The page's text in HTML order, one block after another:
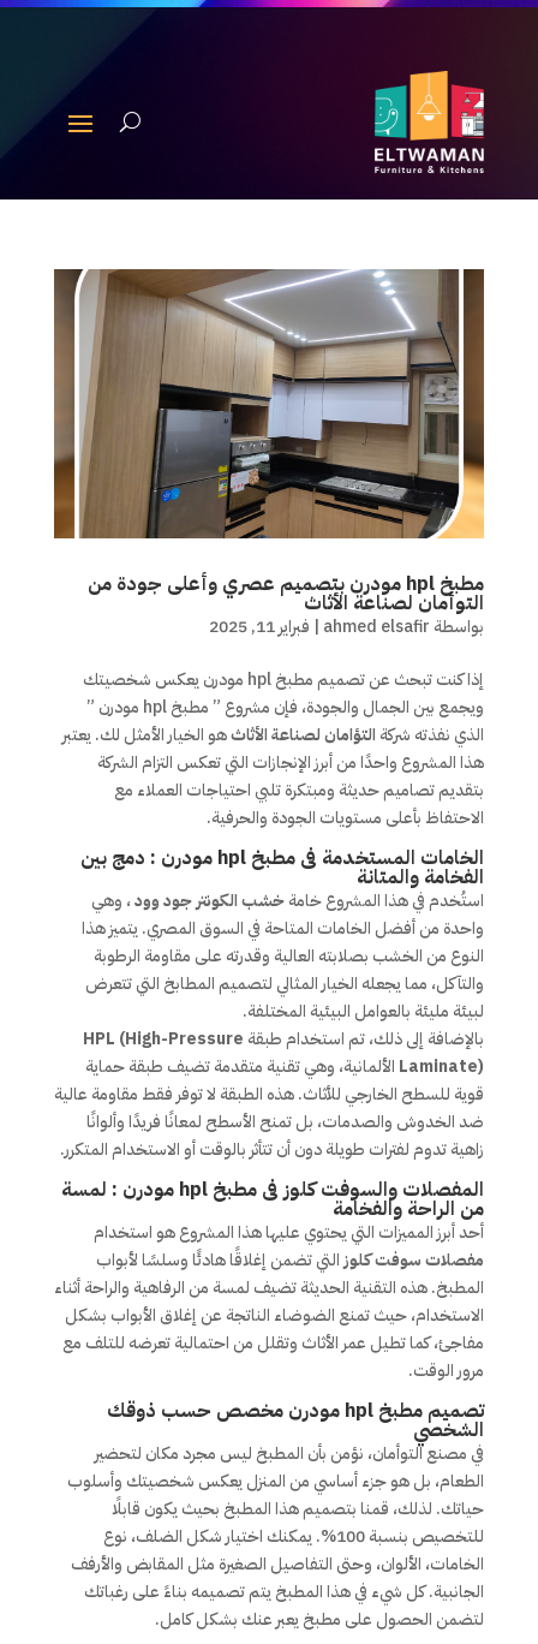
مطبخ hpl مودرن بتصميم عصري وأعلى جودة من
التوأمان لصناعة الأثاث
بواسطة ahmed elsafir
| فبراير 11, 2025
إذا كنت تبحث عن تصميم مطبخ hpl مودرن يعكس شخصيتك
ويجمع بين الجمال والجودة، فإن مشروع ” مطبخ hpl مودرن ”
الذي نفذته شركة التؤامان لصناعة الأثاثهو الخيار الأمثل لك. يعتبر
هذا المشروع واحدًا من أبرز الإنجازات التي تعكس التزام الشركة
بتقديم تصاميم حديثة ومبتكرة تلبي احتياجات العملاء مع
الاحتفاظ بأعلى مستويات الجودة والحرفية.
الخامات المستخدمة فى مطبخ hpl مودرن : دمج بين
الفخامة والمتانة
استُخدم في هذا المشروع خامةخشب الكونتر جود وود، وهي
واحدة من أفضل الخامات المتاحة في السوق المصري. يتميز هذا
النوع من الخشب بصلابته العالية وقدرته على مقاومة الرطوبة
والتآكل، مما يجعله الخيار المثالي لتصميم المطابخ التي تتعرض
لبيئة مليئة بالعوامل البيئية المختلفة.
بالإضافة إلى ذلك، تم استخدام طبقة HPL (High-Pressure
Laminate) الألمانية، وهي تقنية متقدمة تضيف طبقة حماية
قوية للسطح الخارجي للأثاث. هذه الطبقة لا توفر فقط مقاومة عالية
ضد الخدوش والصدمات، بل تمنح الأسطح لمعانًا فريدًا وألوانًا
زاهية تدوم لفترات طويلة دون أن تتأثر بالوقت أو الاستخدام المتكرر.
المفصلات والسوفت كلوز فى مطبخ hpl مودرن : لمسة
من الراحة والفخامة
أحد أبرز المميزات التي يحتوي عليها هذا المشروع هو استخدام
مفصلات سوفت كلوزالتي تضمن إغلاقًا هادئًا وسلسًا لأبواب
المطبخ. هذه التقنية الحديثة تضيف لمسة من الرفاهية والراحة أثناء
الاستخدام، حيث تمنع الضوضاء الناتجة عن إغلاق الأبواب بشكل
مفاجئ، كما تطيل عمر الأثاث وتقلل من احتمالية تعرضه للتلف مع
مرور الوقت.
تصميم مطبخ hpl مودرن مخصص حسب ذوقك
الشخصي
في مصنع التوأمان، نؤمن بأن المطبخ ليس مجرد مكان لتحضير
الطعام، بل هو جزء أساسي من المنزل يعكس شخصيتك وأسلوب
حياتك. لذلك، قمنا بتصميم هذا المطبخ بحيث يكون قابلًا
للتخصيص بنسبة 100%. يمكنك اختيار شكل الضلف، نوع
الخامات، الألوان، وحتى التفاصيل الصغيرة مثل المقابض والأرفف
الجانبية. كل شيء في هذا المطبخ يتم تصميمه بناءً على رغباتك
لتضمن الحصول على مطبخ يعبر عنك بشكل كامل.